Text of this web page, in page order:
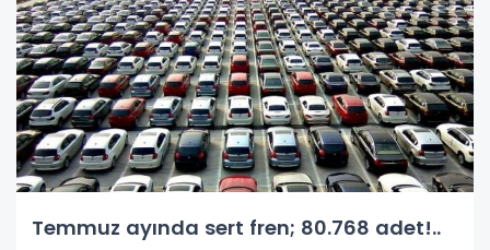
Temmuz ayında sert fren; 80.768 adet!..